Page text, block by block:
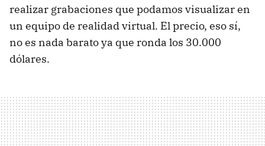
realizar grabaciones que podamos visualizar en
un equipo de realidad virtual. El precio, eso sí,
no es nada barato ya que ronda los 30.000
dólares.